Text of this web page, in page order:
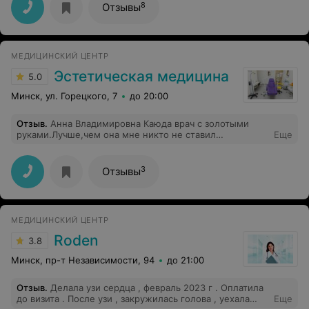
Отзывы8
МЕДИЦИНСКИЙ ЦЕНТР
5.0 Эстетическая медицина
Минск, ул. Горецкого, 7 до 20:00
Отзыв. Анна Владимировна Каюда врач с золотыми
руками.Лучше,чем она мне никто не ставил
приятная в общении и честная..Ваш постоянный клиент
Наталья.
Еще
Отзывы3
МЕДИЦИНСКИЙ ЦЕНТР
3.8 Roden
Минск, пр-т Независимости, 94 до 21:00
Отзыв. Делала узи сердца , февраль 2023 г . Оплатила
до визита . После узи , закружилась голова , уехала
Еще